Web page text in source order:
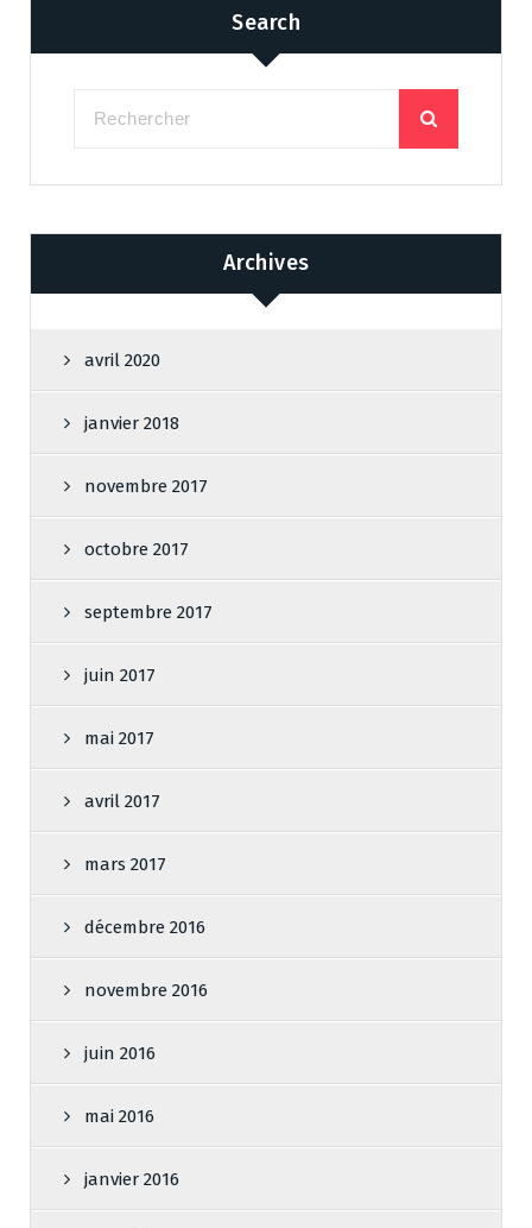
Search
Archives
avril 2020
janvier 2018
novembre 2017
octobre 2017
septembre 2017
juin 2017
mai 2017
avril 2017
mars 2017
décembre 2016
novembre 2016
juin 2016
mai 2016
janvier 2016